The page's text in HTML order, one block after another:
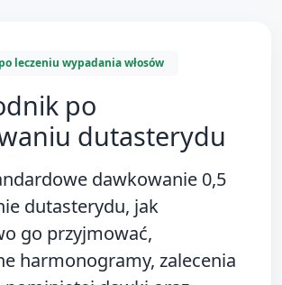
leczeniu wypadania włosów
po
dutasterydu
dawkowanie 0,5
dutasterydu, jak
go przyjmować,
harmonogramy, zalecenia